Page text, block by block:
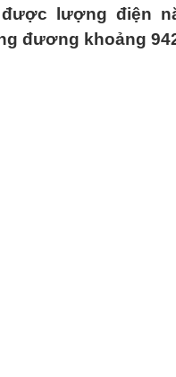
lượng điện
đương khoảng